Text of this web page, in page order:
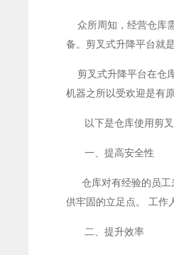
众所周知，经营仓库
备。剪叉式升降平台就
剪叉式升降平台在仓
机器之所以受欢迎是有
以下是仓库使用剪叉
一、提高安全性
仓库对有经验的员工
供牢固的立足点。 工作
二、提升效率